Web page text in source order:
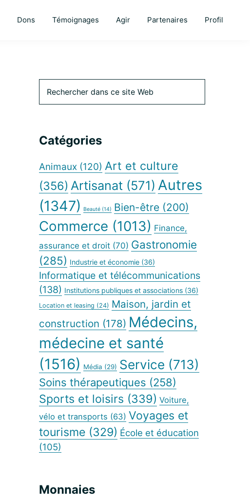
Dons Témoignages Agir Partenaires Profil
Barre
principale
dans
Catégories
Animaux (120) Art et culture
(356) Artisanat (571) Autres
(1347)
Beauté (14) Bien-être (200)
Commerce (1013) Finance,
assurance et droit (70) Gastronomie
(285) Industrie et économie (36)
Informatique et télécommunications
(138) Institutions publiques et associations (36)
Location et leasing (24) Maison, jardin et
construction (178) Médecins,
médecine et santé
(1516) Média (29) Service (713)
Soins thérapeutiques (258)
Sports et loisirs (339) Voiture,
vélo et transports (63) Voyages et
tourisme (329) École et éducation
(105)
Monnaies